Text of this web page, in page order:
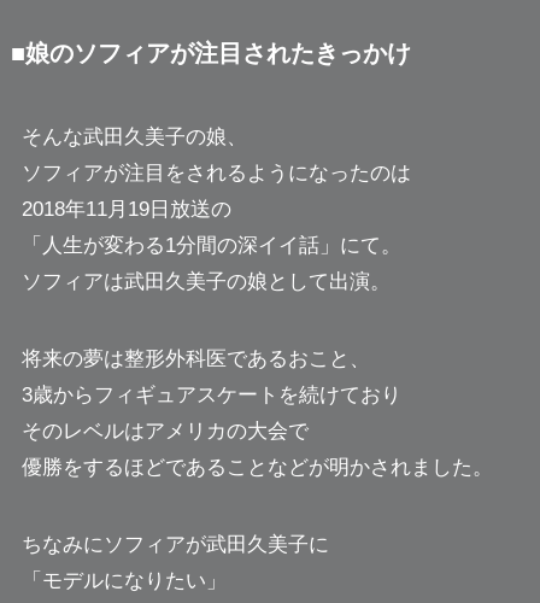
■娘のソフィアが注目されたきっかけ
そんな武田久美子の娘、
ソフィアが注目をされるようになったのは
2018年11月19日放送の
「人生が変わる1分間の深イイ話」にて。
ソフィアは武田久美子の娘として出演。
将来の夢は整形外科医であるおこと、
3歳からフィギュアスケートを続けており
そのレベルはアメリカの大会で
優勝をするほどであることなどが明かされました。
ちなみにソフィアが武田久美子に
「モデルになりたい」